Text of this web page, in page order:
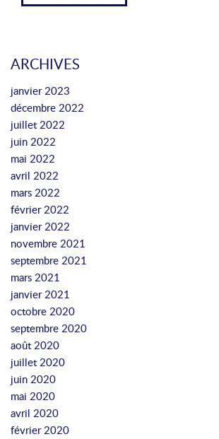
ARCHIVES
janvier 2023
décembre 2022
juillet 2022
juin 2022
mai 2022
avril 2022
mars 2022
février 2022
janvier 2022
novembre 2021
septembre 2021
mars 2021
janvier 2021
octobre 2020
septembre 2020
août 2020
juillet 2020
juin 2020
mai 2020
avril 2020
février 2020